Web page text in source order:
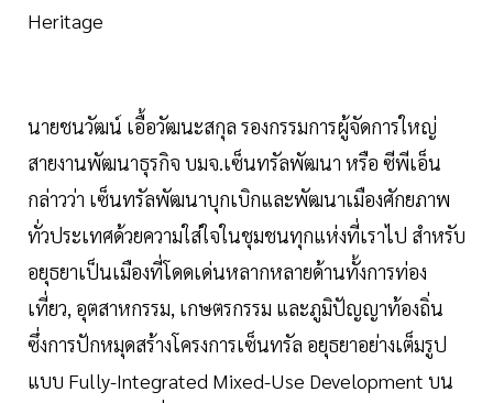
Heritage
นายชนวัฒน์ เอื้อวัฒนะสกุล รองกรรมการผู้จัดการใหญ่
สายงานพัฒนาธุรกิจ บมจ.เซ็นทรัลพัฒนา หรือ ซีพีเอ็น
กล่าวว่า เซ็นทรัลพัฒนาบุกเบิกและพัฒนาเมืองศักยภาพ
ทั่วประเทศด้วยความใส่ใจในชุมชนทุกแห่งที่เราไป สำหรับ
อยุธยาเป็นเมืองที่โดดเด่นหลากหลายด้านทั้งการท่อง
เที่ยว, อุตสาหกรรม, เกษตรกรรม และภูมิปัญญาท้องถิ่น
ซึ่งการปักหมุดสร้างโครงการเซ็นทรัล อยุธยาอย่างเต็มรูป
แบบ Fully-Integrated Mixed-Use Development บน